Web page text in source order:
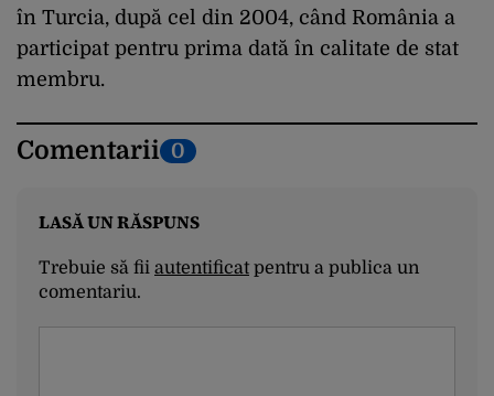
în Turcia, după cel din 2004, când România a
participat pentru prima dată în calitate de stat
membru.
Comentarii 0
LASĂ UN RĂSPUNS
Trebuie să fii autentificatpentru a publica un
comentariu.